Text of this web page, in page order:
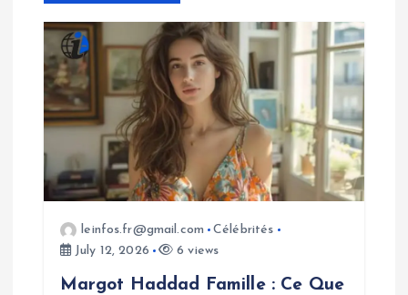
g
a
t
o
leinfos.fr@gmail.com
Célébrités
July 12, 2026
6 views
Margot Haddad Famille : Ce Que